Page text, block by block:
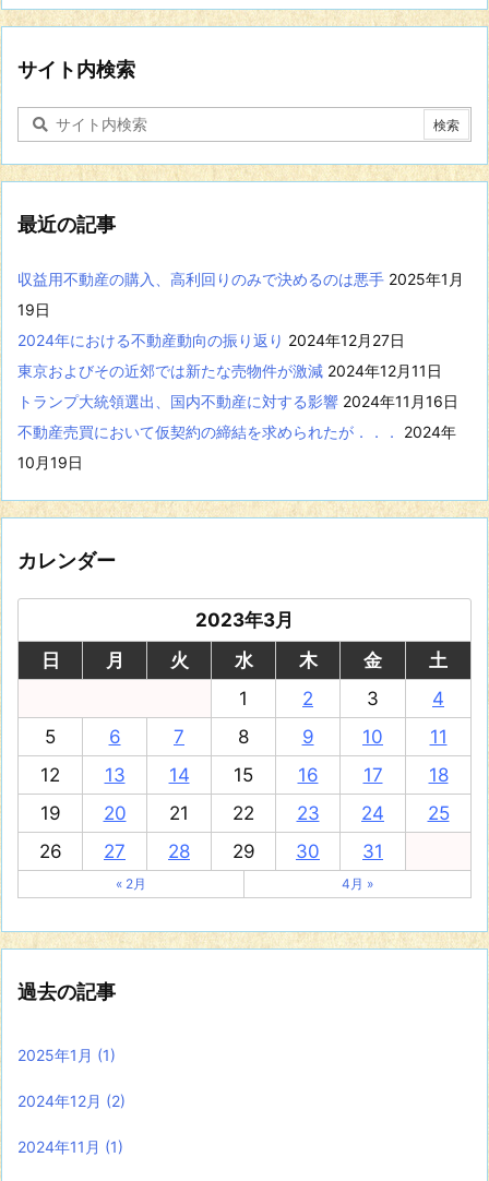
分
に
関
す
記
事
を
示
サイト内検索
最近の記事
収益用不動産の購入、高利回りのみで決めるのは悪手 2025年1月
19日
2024年における不動産動向の振り返り 2024年12月27日
東京およびその近郊では新たな売物件が激減 2024年12月11日
トランプ大統領選出、国内不動産に対する影響 2024年11月16日
不動産売買において仮契約の締結を求められたが．．．
2024年
10月19日
カレンダー
2023年3月
日
月 火 水 木 金
土
1
2 3
4
5
6 7 8 9 10
11
12
13 14 15 16 17
18
19
20 21 22 23 24
25
26
27 28 29 30 31
« 2月 4月 »
過去の記事
2025年1月 (1)
2024年12月 (2)
2024年11月 (1)